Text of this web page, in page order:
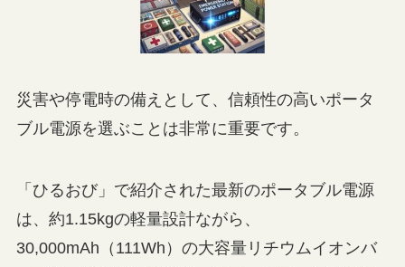
災害や停電時の備えとして、信頼性の高いポータ
ブル電源を選ぶことは非常に重要です。
「ひるおび」で紹介された最新のポータブル電源
は、約1.15kgの軽量設計ながら、
30,000mAh（111Wh）の大容量リチウムイオンバ